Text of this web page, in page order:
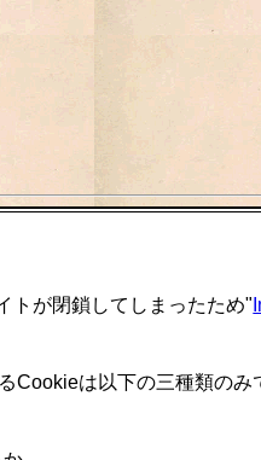
トが閉鎖してしまったため"
は以下の三種類の